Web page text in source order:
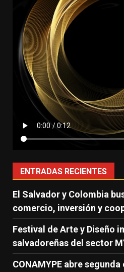
ENTRADAS RECIENTES
El Salvador y Colombia
comercio, inversión y
Festival de Arte y Diseño
salvadoreñas del sector
CONAMYPE abre